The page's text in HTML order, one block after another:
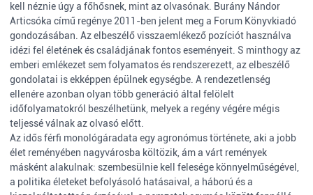
kell néznie úgy a főhősnek, mint az olvasónak. Burány Nándor
Articsóka című regénye 2011-ben jelent meg a Forum Könyvkiadó
gondozásában. Az elbeszélő visszaemlékező pozíciót használva
idézi fel életének és családjának fontos eseményeit. S minthogy az
emberi emlékezet sem folyamatos és rendszerezett, az elbeszélő
gondolatai is ekképpen épülnek egységbe. A rendezetlenség
ellenére azonban olyan több generáció által felölelt
időfolyamatokról beszélhetünk, melyek a regény végére mégis
teljessé válnak az olvasó előtt.
Az idős férfi monológáradata egy agronómus története, aki a jobb
élet reményében nagyvárosba költözik, ám a várt remények
másként alakulnak: szembesülnie kell felesége könnyelműségével,
a politika életeket befolyásoló hatásaival, a háború és a